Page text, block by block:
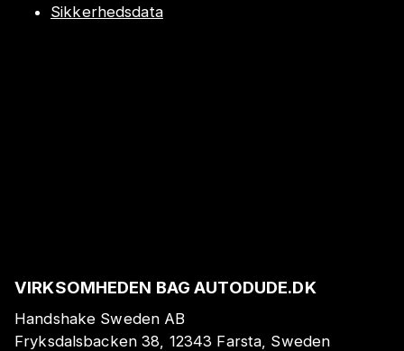
Sikkerhedsdata
VIRKSOMHEDEN BAG AUTODUDE.DK
Handshake Sweden AB
Fryksdalsbacken 38, 12343 Farsta, Sweden